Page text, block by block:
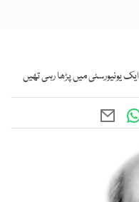
یونیورسٹی میں پڑھا رہی تھیں